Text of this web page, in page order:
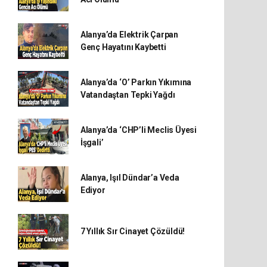
Alanya’da Elektrik Çarpan
Genç Hayatını Kaybetti
Alanya’da ‘O’ Parkın Yıkımına
Vatandaştan Tepki Yağdı
Alanya’da ‘CHP’li Meclis Üyesi
İşgali’
Alanya, Işıl Dündar’a Veda
Ediyor
7 Yıllık Sır Cinayet Çözüldü!